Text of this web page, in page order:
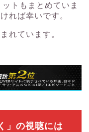
トもまとめていま
れば幸いです。
れています。
」の視聴には